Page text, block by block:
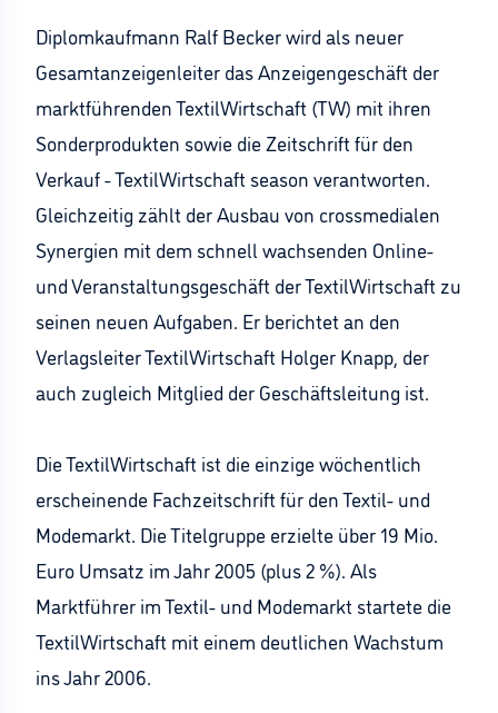
Diplomkaufmann Ralf Becker wird als neuer
Gesamtanzeigenleiter das Anzeigengeschäft der
marktführenden TextilWirtschaft (TW) mit ihren
Sonderprodukten sowie die Zeitschrift für den
Verkauf - TextilWirtschaft season verantworten.
Gleichzeitig zählt der Ausbau von crossmedialen
Synergien mit dem schnell wachsenden Online-
und Veranstaltungsgeschäft der TextilWirtschaft zu
seinen neuen Aufgaben. Er berichtet an den
Verlagsleiter TextilWirtschaft Holger Knapp, der
auch zugleich Mitglied der Geschäftsleitung ist.
Die TextilWirtschaft ist die einzige wöchentlich
erscheinende Fachzeitschrift für den Textil- und
Modemarkt. Die Titelgruppe erzielte über 19 Mio.
Euro Umsatz im Jahr 2005 (plus 2 %). Als
Marktführer im Textil- und Modemarkt startete die
TextilWirtschaft mit einem deutlichen Wachstum
ins Jahr 2006.